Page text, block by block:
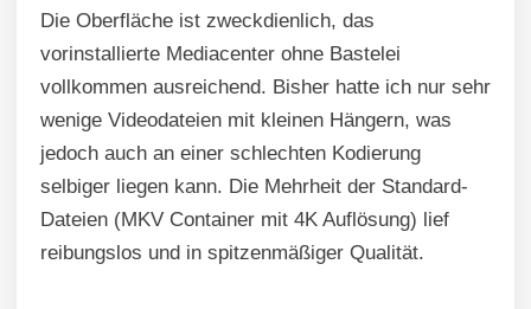
Die Oberfläche ist zweckdienlich, das
vorinstallierte Mediacenter ohne Bastelei
vollkommen ausreichend. Bisher hatte ich nur sehr
wenige Videodateien mit kleinen Hängern, was
jedoch auch an einer schlechten Kodierung
selbiger liegen kann. Die Mehrheit der Standard-
Dateien (MKV Container mit 4K Auflösung) lief
reibungslos und in spitzenmäßiger Qualität.